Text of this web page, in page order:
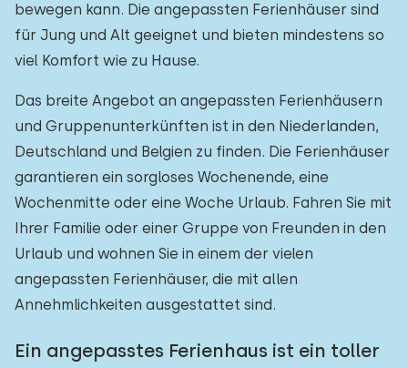
bewegen kann. Die angepassten Ferienhäuser sind
für Jung und Alt geeignet und bieten mindestens so
viel Komfort wie zu Hause.
Das breite Angebot an angepassten Ferienhäusern
und Gruppenunterkünften ist in den Niederlanden,
Deutschland und Belgien zu finden. Die Ferienhäuser
garantieren ein sorgloses Wochenende, eine
Wochenmitte oder eine Woche Urlaub. Fahren Sie mit
Ihrer Familie oder einer Gruppe von Freunden in den
Urlaub und wohnen Sie in einem der vielen
angepassten Ferienhäuser, die mit allen
Annehmlichkeiten ausgestattet sind.
Ein angepasstes Ferienhaus ist ein toller